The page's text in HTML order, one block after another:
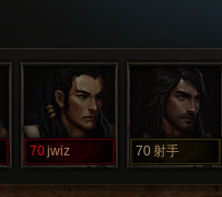
70jwiz 70 射手